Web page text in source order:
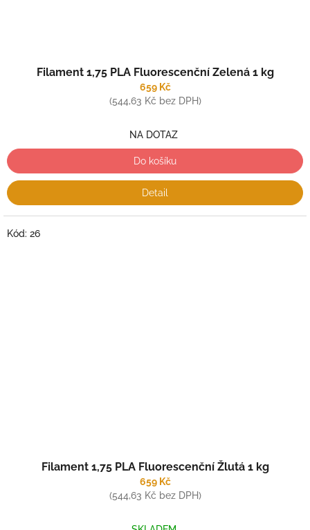
Filament 1,75 PLA Fluorescenční Zelená 1 kg
659 Kč
(544,63 Kč bez DPH)
NA DOTAZ
Do košíku
Detail
Filament 1,75 PLA Fluorescenční Žlutá 1 kg
659 Kč
(544,63 Kč bez DPH)
Kód: 26